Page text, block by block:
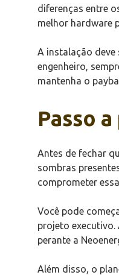
diferenças entre
melhor hardware
A instalação
engenheiro,
mantenha o
Passo
Antes de fechar
sombras
comprometer
Você pode
projeto executivo.
perante a
Além disso, o